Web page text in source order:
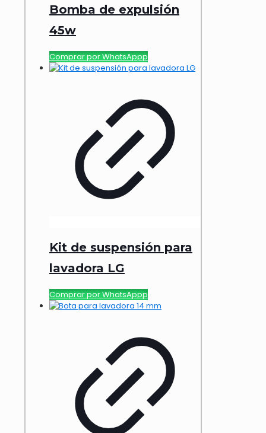
Bomba de expulsión
45w
Comprar por WhatsAppp
Kit de suspensión para
lavadora LG
Comprar por WhatsAppp